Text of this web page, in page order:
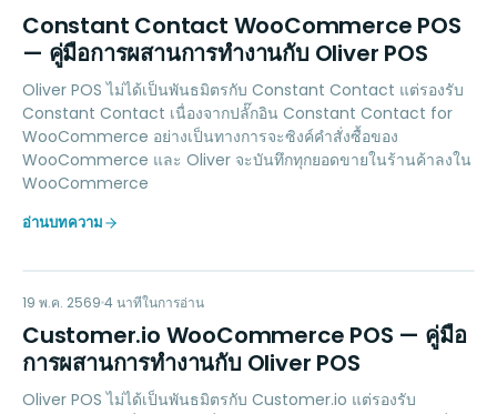
Constant Contact WooCommerce POS
— คู่มือการผสานการทำงานกับ Oliver POS
Oliver POS ไม่ได้เป็นพันธมิตรกับ Constant Contact แต่รองรับ
Constant Contact เนื่องจากปลั๊กอิน Constant Contact for
WooCommerce อย่างเป็นทางการจะซิงค์คำสั่งซื้อของ
WooCommerce และ Oliver จะบันทึกทุกยอดขายในร้านค้าลงใน
WooCommerce
อ่านบทความ
CI
MARKETING
19 พ.ค. 2569 4นาทีในการอ่าน
Customer.io WooCommerce POS — คู่มือ
การผสานการทำงานกับ Oliver POS
Oliver POS ไม่ได้เป็นพันธมิตรกับ Customer.io แต่รองรับ